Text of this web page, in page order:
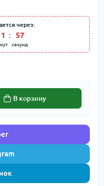
через:
57
секунд
В корзину